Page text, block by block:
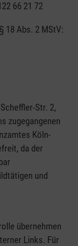
66 21 72
18 Abs. 2 MStV:
Str. 2,
zugegangenen
Köln-
da der
und
übernehmen
Links. Für